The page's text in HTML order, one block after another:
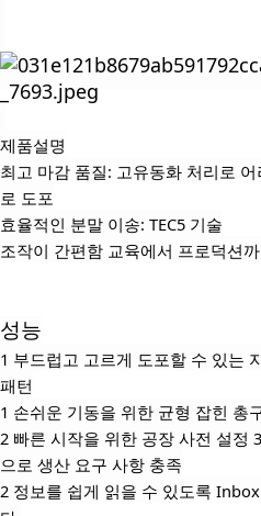
제품설명
최고 마감 품질: 고유동화 처리로
로 도포
효율적인 분말 이송: TEC5 기술
조작이 간편함 교육에서 프로덕션
성능
1 부드럽고 고르게 도포할 수 있는
패턴
1 손쉬운 기동을 위한 균형 잡힌 총
2 빠른 시작을 위한 공장 사전 설정
으로 생산 요구 사항 충족
2 정보를 쉽게 읽을 수 있도록